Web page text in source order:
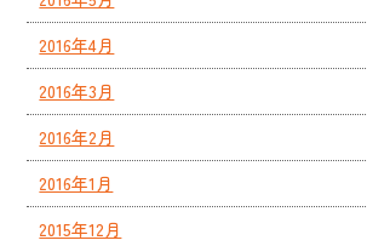
2016年4月
2016年3月
2016年2月
2016年1月
2015年12月